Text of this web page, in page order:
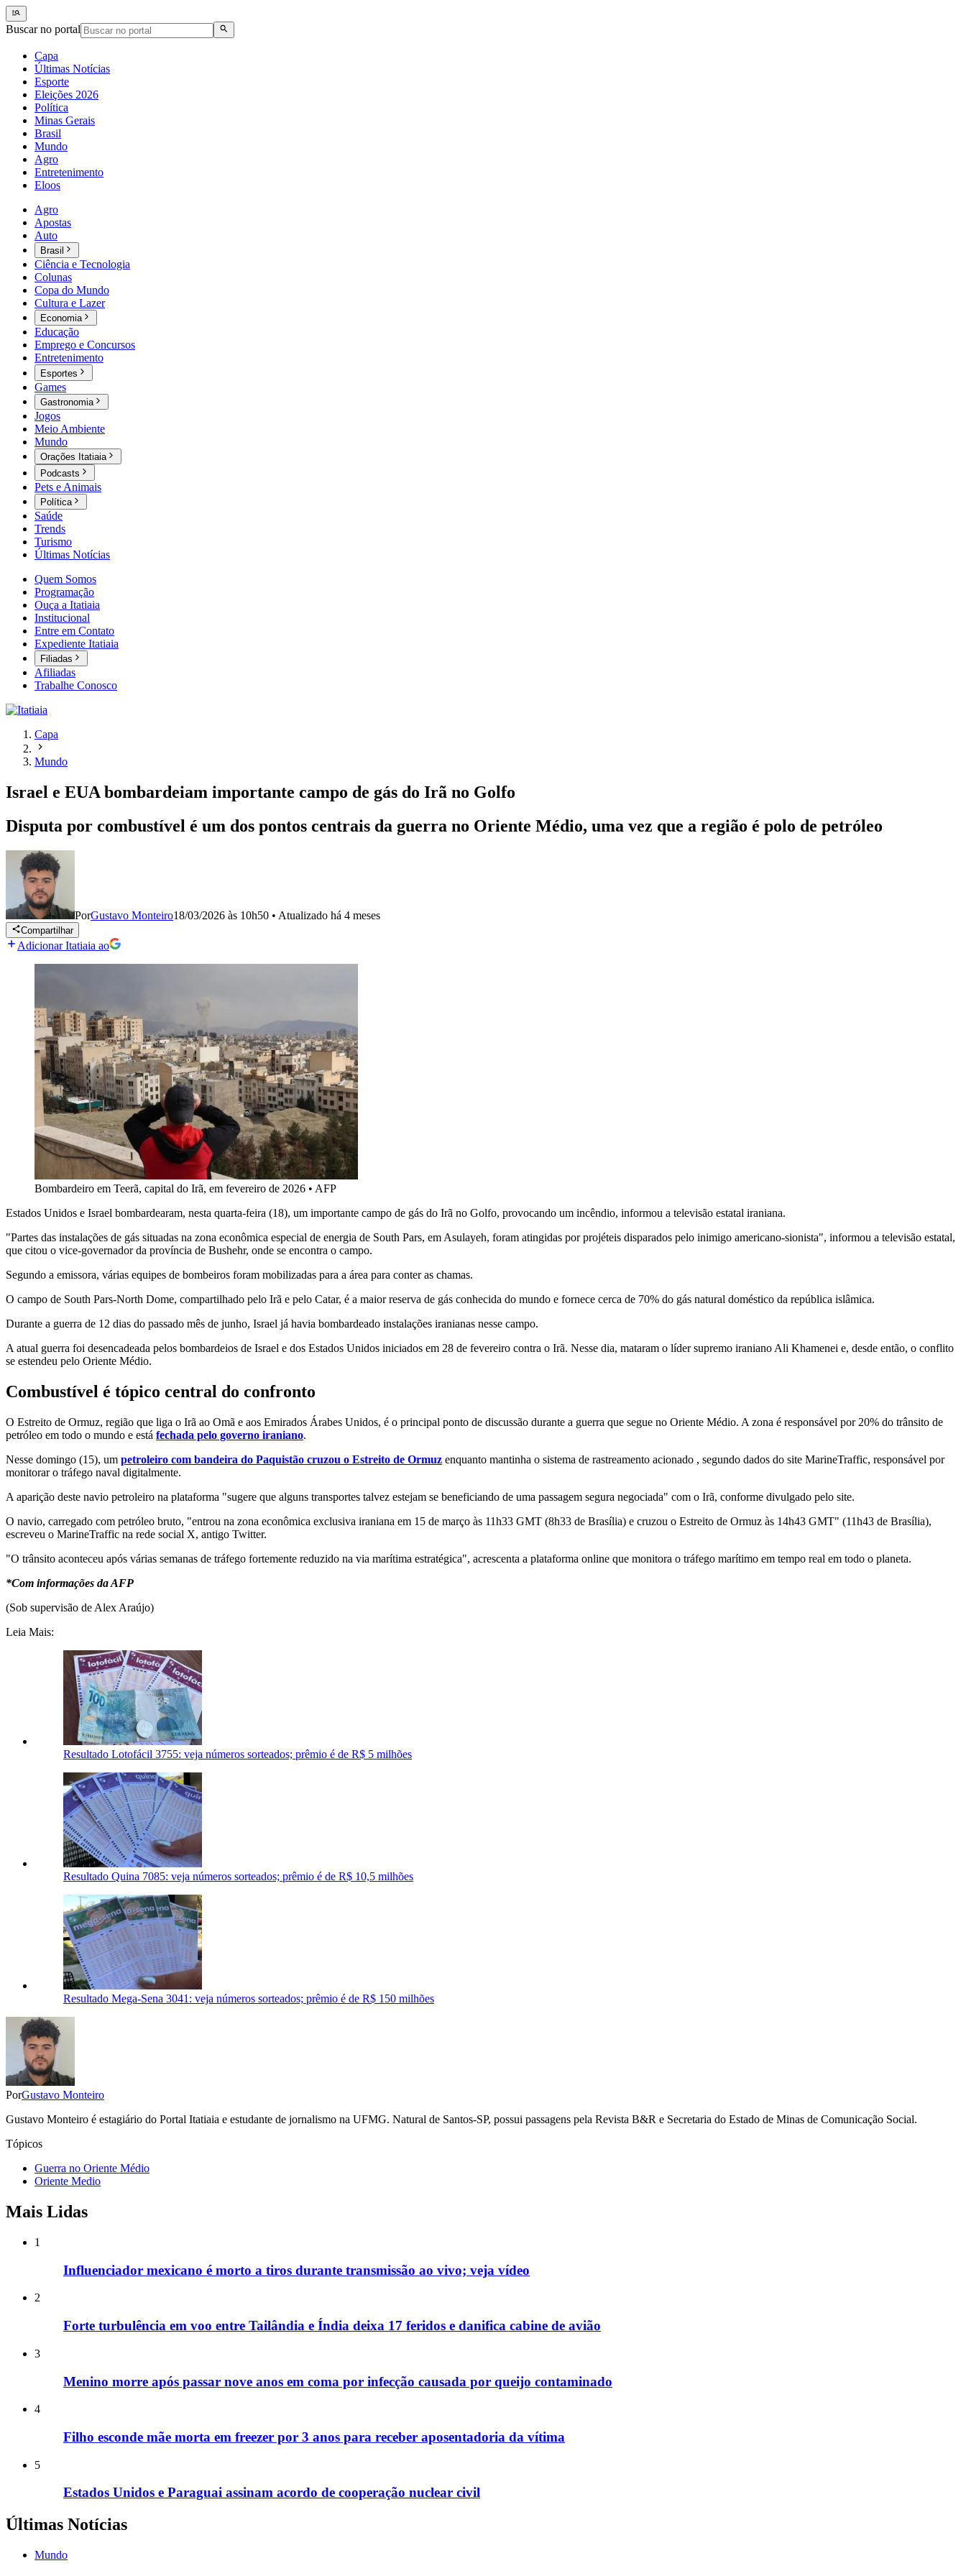
Buscar no portal
Capa
Últimas Notícias
Esporte
Eleições 2026
Política
Minas Gerais
Brasil
Mundo
Agro
Entretenimento
Eloos
Agro
Apostas
Auto
Brasil
Ciência e Tecnologia
Colunas
Copa do Mundo
Cultura e Lazer
Economia
Educação
Emprego e Concursos
Entretenimento
Esportes
Games
Gastronomia
Jogos
Meio Ambiente
Mundo
Orações Itatiaia
Podcasts
Pets e Animais
Política
Saúde
Trends
Turismo
Últimas Notícias
Quem Somos
Programação
Ouça a Itatiaia
Institucional
Entre em Contato
Expediente Itatiaia
Filiadas
Afiliadas
Trabalhe Conosco
Capa
Mundo
Israel e EUA bombardeiam importante campo de gás do Irã no Golfo
Disputa por combustível é um dos pontos centrais da guerra no Oriente Médio, uma vez que a região é polo de petróleo
PorGustavo Monteiro18/03/2026 às 10h50 • Atualizado há 4 meses
Compartilhar
Adicionar Itatiaia ao
Bombardeiro em Teerã, capital do Irã, em fevereiro de 2026 • AFP
Estados Unidos e Israel bombardearam, nesta quarta-feira (18), um importante campo de gás do Irã no Golfo, provocando um incêndio, informou a televisão estatal iraniana.
"Partes das instalações de gás situadas na zona econômica especial de energia de South Pars, em Asulayeh, foram atingidas por projéteis disparados pelo inimigo americano-sionista", informou a televisão estatal,
que citou o vice-governador da província de Bushehr, onde se encontra o campo.
Segundo a emissora, várias equipes de bombeiros foram mobilizadas para a área para conter as chamas.
O campo de South Pars-North Dome, compartilhado pelo Irã e pelo Catar, é a maior reserva de gás conhecida do mundo e fornece cerca de 70% do gás natural doméstico da república islâmica.
Durante a guerra de 12 dias do passado mês de junho, Israel já havia bombardeado instalações iranianas nesse campo.
A atual guerra foi desencadeada pelos bombardeios de Israel e dos Estados Unidos iniciados em 28 de fevereiro contra o Irã. Nesse dia, mataram o líder supremo iraniano Ali Khamenei e, desde então, o conflito
se estendeu pelo Oriente Médio.
Combustível é tópico central do confronto
O Estreito de Ormuz, região que liga o Irã ao Omã e aos Emirados Árabes Unidos, é o principal ponto de discussão durante a guerra que segue no Oriente Médio. A zona é responsável por 20% do trânsito de
petróleo em todo o mundo e está fechada pelo governo iraniano.
Nesse domingo (15), um petroleiro com bandeira do Paquistão cruzou o Estreito de Ormuz enquanto mantinha o sistema de rastreamento acionado , segundo dados do site MarineTraffic, responsável por
monitorar o tráfego naval digitalmente.
A aparição deste navio petroleiro na plataforma "sugere que alguns transportes talvez estejam se beneficiando de uma passagem segura negociada" com o Irã, conforme divulgado pelo site.
O navio, carregado com petróleo bruto, "entrou na zona econômica exclusiva iraniana em 15 de março às 11h33 GMT (8h33 de Brasília) e cruzou o Estreito de Ormuz às 14h43 GMT" (11h43 de Brasília),
escreveu o MarineTraffic na rede social X, antigo Twitter.
"O trânsito aconteceu após várias semanas de tráfego fortemente reduzido na via marítima estratégica", acrescenta a plataforma online que monitora o tráfego marítimo em tempo real em todo o planeta.
*Com informações da AFP
(Sob supervisão de Alex Araújo)
Leia Mais:
Resultado Lotofácil 3755: veja números sorteados; prêmio é de R$ 5 milhões
Resultado Quina 7085: veja números sorteados; prêmio é de R$ 10,5 milhões
Resultado Mega-Sena 3041: veja números sorteados; prêmio é de R$ 150 milhões
PorGustavo Monteiro
Gustavo Monteiro é estagiário do Portal Itatiaia e estudante de jornalismo na UFMG. Natural de Santos-SP, possui passagens pela Revista B&R e Secretaria do Estado de Minas de Comunicação Social.
Tópicos
Guerra no Oriente Médio
Oriente Medio
Mais Lidas
1
Influenciador mexicano é morto a tiros durante transmissão ao vivo; veja vídeo
2
Forte turbulência em voo entre Tailândia e Índia deixa 17 feridos e danifica cabine de avião
3
Menino morre após passar nove anos em coma por infecção causada por queijo contaminado
4
Filho esconde mãe morta em freezer por 3 anos para receber aposentadoria da vítima
5
Estados Unidos e Paraguai assinam acordo de cooperação nuclear civil
Últimas Notícias
Mundo